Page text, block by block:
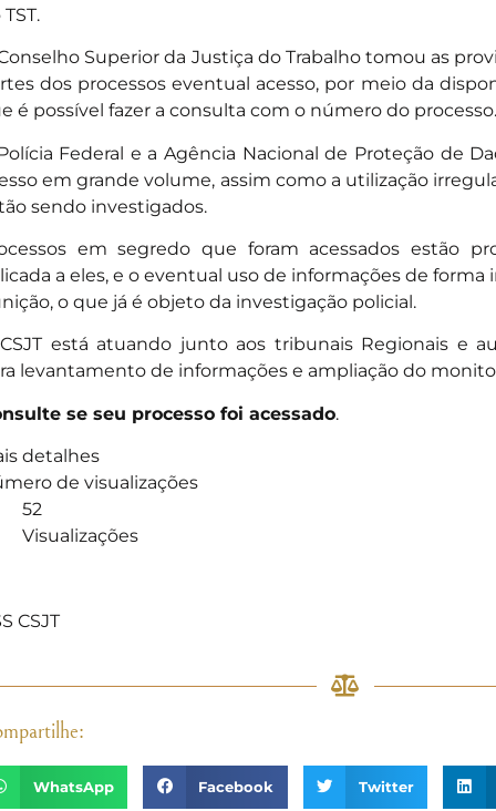
Superior da Justiça do Trabalho tomou as
dos processos eventual acesso, por meio da
é possível fazer a consulta com o número do processo.
Federal e a Agência Nacional de Proteção de
em grande volume, assim como a utilização
sendo investigados.
em segredo que foram acessados estão
a eles, e o eventual uso de informações de forma
o que já é objeto da investigação policial.
está atuando junto aos tribunais Regionais e
levantamento de informações e ampliação do
se seu processo foi acessado.
detalhes
de visualizações
52
Visualizações
CSJT
WhatsApp Facebook Twitter